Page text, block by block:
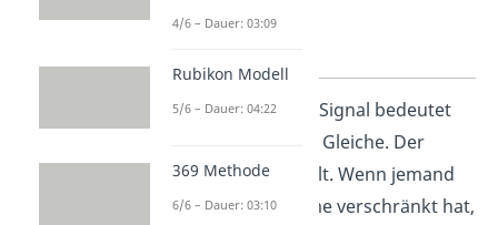
Händen beim
Wichtig:Nicht jedes Signal bedeutet
bei jeder Person das Gleiche. Der
Zusammenhang zählt. Wenn jemand
still sitzt und die Arme verschränkt hat,
4/6 – Dauer: 03:09
Rubikon Modell
5/6 – Dauer: 04:22
369 Methode
6/6 – Dauer: 03:10